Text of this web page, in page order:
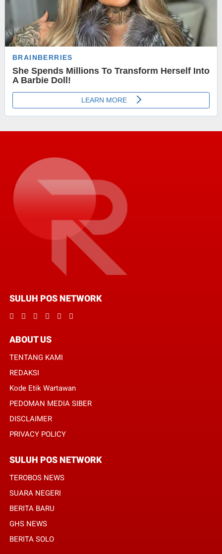
SULUH POS NETWORK
ABOUT US
TENTANG KAMI
REDAKSI
Kode Etik Wartawan
PEDOMAN MEDIA SIBER
DISCLAIMER
PRIVACY POLICY
SULUH POS NETWORK
TEROBOS NEWS
SUARA NEGERI
BERITA BARU
GHS NEWS
BERITA SOLO